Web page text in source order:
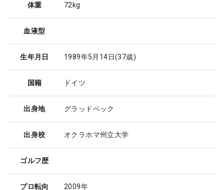
体重 72kg
血液型
生年月日 1989年5月14日(37歳)
国籍 ドイツ
出身地 グラッドベック
出身校 オクラホマ州立大学
ゴルフ歴
プロ転向 2009年